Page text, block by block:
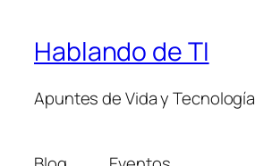
Hablando de TI
Apuntes de Vida y Tecnología